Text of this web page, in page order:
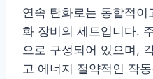
연속 탄화로는 통합적
화 장비의 세트입니다.
으로 구성되어 있으며,
고 에너지 절약적인 작